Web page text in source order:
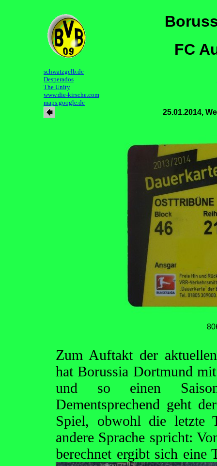
FC
schwatzgelb.de
Desperados
The Unity
www.die-kirsche.com
maps.google.de
25.01.2014,
Zum Auftakt der
hat Borussia Dortmund
und so einen
Dementsprechend geht
Spiel, obwohl die letzte
andere Sprache spricht:
berechnet ergibt sich eine